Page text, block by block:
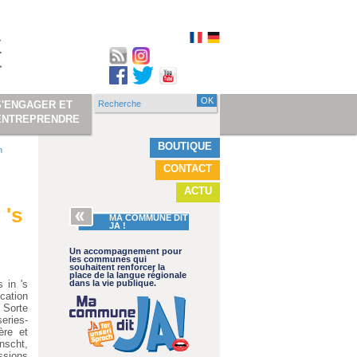
BOUTIQUE
CONTACT
ACTU
MA COMMUNE DIT
JA !
Un accompagnement pour
les communes qui
souhaitent renforcer la
place de la langue régionale
dans la vie publique.
's
in 's
et
ET
Formulaire de
Recherche